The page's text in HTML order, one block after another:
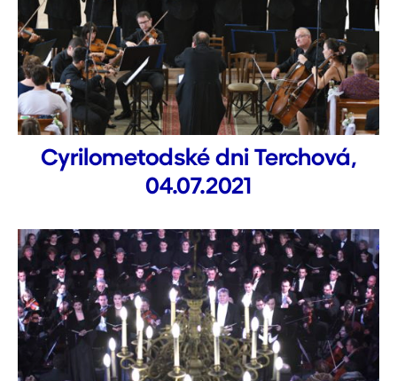
Cyrilometodské dni Terchová,
04.07.2021